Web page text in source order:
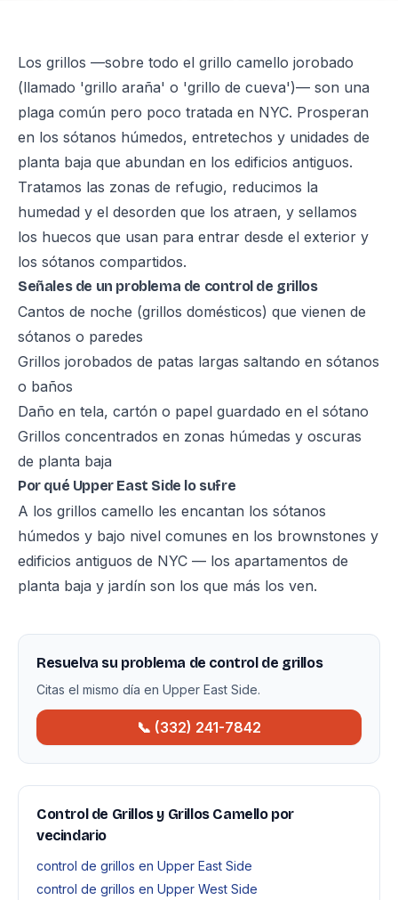
Los grillos —sobre todo el grillo camello jorobado
(llamado 'grillo araña' o 'grillo de cueva')— son una
plaga común pero poco tratada en NYC. Prosperan
en los sótanos húmedos, entretechos y unidades de
planta baja que abundan en los edificios antiguos.
Tratamos las zonas de refugio, reducimos la
humedad y el desorden que los atraen, y sellamos
los huecos que usan para entrar desde el exterior y
los sótanos compartidos.
Señales de un problema de control de grillos
Cantos de noche (grillos domésticos) que vienen de
sótanos o paredes
Grillos jorobados de patas largas saltando en sótanos
o baños
Daño en tela, cartón o papel guardado en el sótano
Grillos concentrados en zonas húmedas y oscuras
de planta baja
Por qué Upper East Side lo sufre
A los grillos camello les encantan los sótanos
húmedos y bajo nivel comunes en los brownstones y
edificios antiguos de NYC — los apartamentos de
planta baja y jardín son los que más los ven.
Resuelva su problema de control de grillos
Citas el mismo día en Upper East Side.
📞 (332) 241-7842
Control de Grillos y Grillos Camello por
vecindario
control de grillos en Upper East Side
control de grillos en Upper West Side